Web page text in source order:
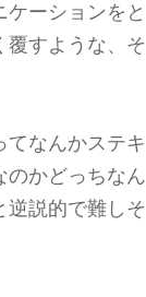
ーションをと
覆すような、そ
てなんかステキ
のかどっちなん
逆説的で難しそ